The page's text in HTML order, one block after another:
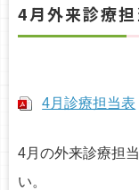
4月外来診療担
4月診療担当表
4月の外来診療担
い。